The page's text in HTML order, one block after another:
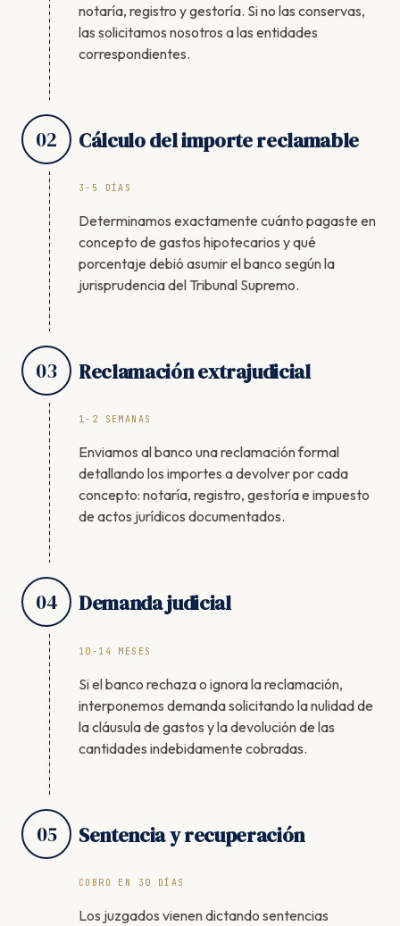
notaría, registro y gestoría. Si no las conservas,
las solicitamos nosotros a las entidades
correspondientes.
02 Cálculo del importe reclamable
3-5 DÍAS
Determinamos exactamente cuánto pagaste en
concepto de gastos hipotecarios y qué
porcentaje debió asumir el banco según la
jurisprudencia del Tribunal Supremo.
03 Reclamación extrajudicial
1-2 SEMANAS
Enviamos al banco una reclamación formal
detallando los importes a devolver por cada
concepto: notaría, registro, gestoría e impuesto
de actos jurídicos documentados.
04 Demanda judicial
10-14 MESES
Si el banco rechaza o ignora la reclamación,
interponemos demanda solicitando la nulidad de
la cláusula de gastos y la devolución de las
cantidades indebidamente cobradas.
05 Sentencia y recuperación
COBRO EN 30 DÍAS
Los juzgados vienen dictando sentencias